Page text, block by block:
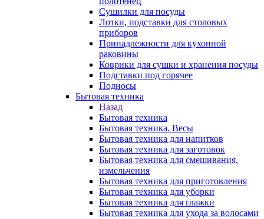
Сушилки для посуды
Лотки, подставки для столовых
приборов
Принадлежности для кухонной
раковины
Коврики для сушки и хранения посуды
Подставки под горячее
Подносы
Бытовая техника
Назад
Бытовая техника
Бытовая техника. Весы
Бытовая техника для напитков
Бытовая техника для заготовок
Бытовая техника для смешивания,
измельчения
Бытовая техника для приготовления
Бытовая техника для уборки
Бытовая техника для глажки
Бытовая техника для ухода за волосами